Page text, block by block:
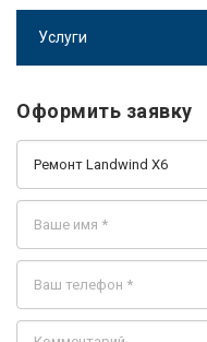
Услуги
Оформить заявку